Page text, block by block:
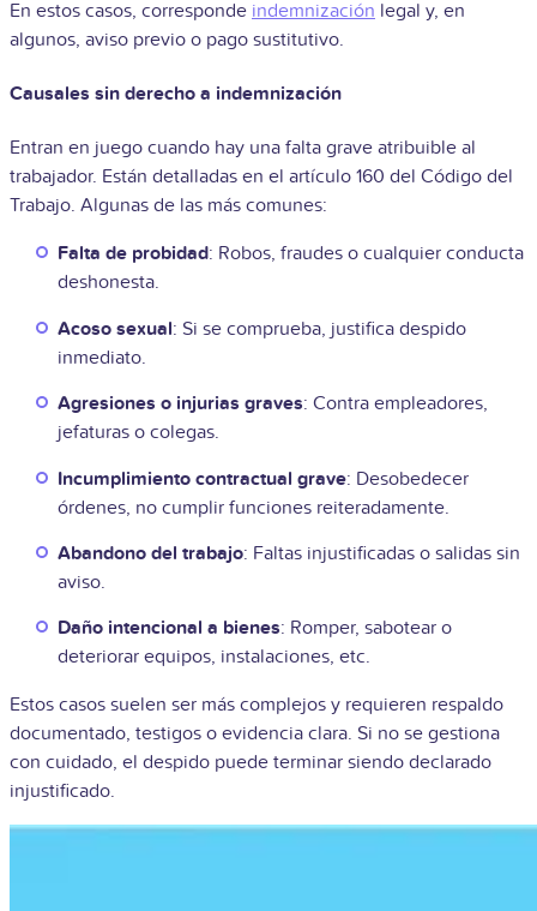
En estos casos, corresponde indemnización legal y, en
algunos, aviso previo o pago sustitutivo.
Causales sin derecho a indemnización
Entran en juego cuando hay una falta grave atribuible al
trabajador. Están detalladas en el artículo 160 del Código del
Trabajo. Algunas de las más comunes:
Falta de probidad: Robos, fraudes o cualquier conducta
deshonesta.
Acoso sexual: Si se comprueba, justifica despido
inmediato.
Agresiones o injurias graves: Contra empleadores,
jefaturas o colegas.
Incumplimiento contractual grave: Desobedecer
órdenes, no cumplir funciones reiteradamente.
Abandono del trabajo: Faltas injustificadas o salidas sin
aviso.
Daño intencional a bienes: Romper, sabotear o
deteriorar equipos, instalaciones, etc.
Estos casos suelen ser más complejos y requieren respaldo
documentado, testigos o evidencia clara. Si no se gestiona
con cuidado, el despido puede terminar siendo declarado
injustificado.